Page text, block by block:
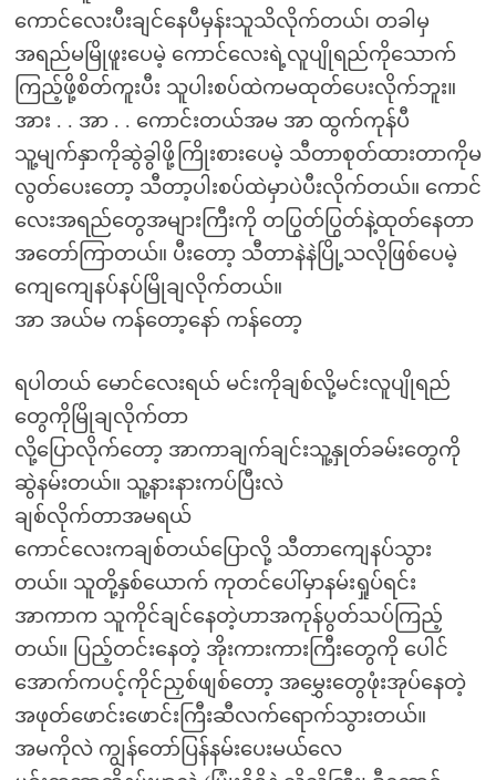
ကောင်လေးပီးချင်နေပီမှန်းသူသိလိုက်တယ်၊ တခါမှ
အရည်မမြိုဖူးပေမဲ့ ကောင်လေးရဲ့လူပျိုရည်ကိုသောက်
ကြည့်ဖို့စိတ်ကူးပီး သူပါးစပ်ထဲကမထုတ်ပေးလိုက်ဘူး။
အား . . အာ . . ကောင်းတယ်အမ အာ ထွက်ကုန်ပီ
သူ့မျက်နှာကိုဆွဲခွါဖို့ကြိုးစားပေမဲ့ သီတာစုတ်ထားတာကိုမ
လွတ်ပေးတော့ သီတာ့ပါးစပ်ထဲမှာပဲပီးလိုက်တယ်။ ကောင်
လေးအရည်တွေအများကြီးကို တပြွတ်ပြွတ်နဲ့ထုတ်နေတာ
အတော်ကြာတယ်။ ပီးတော့ သီတာနဲနဲပြို့သလိုဖြစ်ပေမဲ့
ကျေကျေနပ်နပ်မြိုချလိုက်တယ်။
အာ အယ်မ ကန်တော့နော် ကန်တော့
ရပါတယ် မောင်လေးရယ် မင်းကိုချစ်လို့မင်းလူပျိုရည်
တွေကိုမြိုချလိုက်တာ
လို့ပြောလိုက်တော့ အာကာချက်ချင်းသူ့နှုတ်ခမ်းတွေကို
ဆွဲနမ်းတယ်။ သူ့နားနားကပ်ပြီးလဲ
ချစ်လိုက်တာအမရယ်
ကောင်လေးကချစ်တယ်ပြောလို့ သီတာကျေနပ်သွား
တယ်။ သူတို့နှစ်ယောက် ကုတင်ပေါ်မှာနမ်းရှုပ်ရင်း
အာကာက သူကိုင်ချင်နေတဲ့ဟာအကုန်ပွတ်သပ်ကြည့်
တယ်။ ပြည့်တင်းနေတဲ့ အိုးကားကားကြီးတွေကို ပေါင်
အောက်ကပင့်ကိုင်ညှစ်ဖျစ်တော့ အမွှေးတွေဖုံးအုပ်နေတဲ့
အဖုတ်ဖောင်းဖောင်းကြီးဆီလက်ရောက်သွားတယ်။
အမကိုလဲ ကျွန်တော်ပြန်နမ်းပေးမယ်လေ